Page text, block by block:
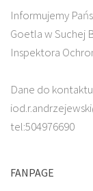
Informujemy
Goetla w Suchej
Inspektora
Dane do
tel:504976690
FANPAGE